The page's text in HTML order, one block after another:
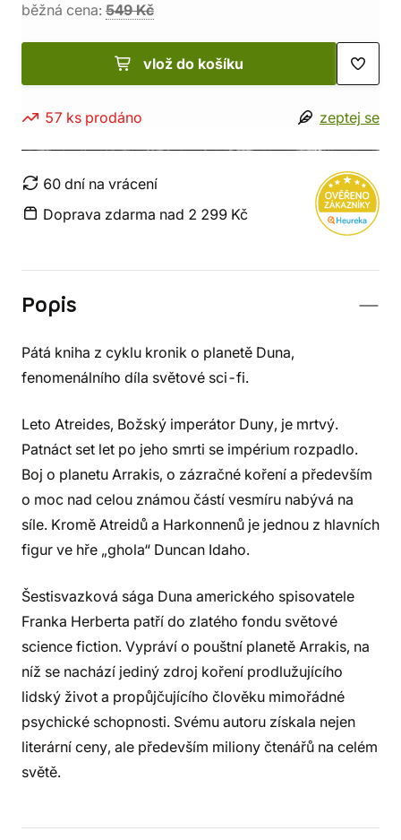
běžná cena: 549 Kč
vlož do košíku
57 ks prodáno zeptej se
60 dní na vrácení
Doprava zdarma nad 2 299 Kč
Popis
Pátá kniha z cyklu kronik o planetě Duna,
fenomenálního díla světové sci-fi.
Leto Atreides, Božský imperátor Duny, je mrtvý.
Patnáct set let po jeho smrti se impérium rozpadlo.
Boj o planetu Arrakis, o zázračné koření a především
o moc nad celou známou částí vesmíru nabývá na
síle. Kromě Atreidů a Harkonnenů je jednou z hlavních
figur ve hře „ghola“ Duncan Idaho.
Šestisvazková sága Duna amerického spisovatele
Franka Herberta patří do zlatého fondu světové
science fiction. Vypráví o pouštní planetě Arrakis, na
níž se nachází jediný zdroj koření prodlužujícího
lidský život a propůjčujícího člověku mimořádné
psychické schopnosti. Svému autoru získala nejen
literární ceny, ale především miliony čtenářů na celém
světě.